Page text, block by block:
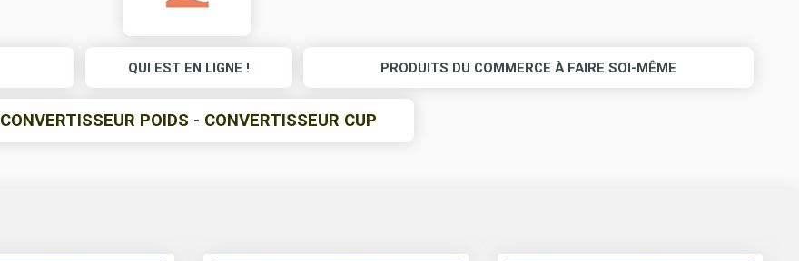
QUI EST EN LIGNE ! PRODUITS DU COMMERCE À FAIRE SOI-MÊME
CONVERTISSEUR POIDS - CONVERTISSEUR CUP